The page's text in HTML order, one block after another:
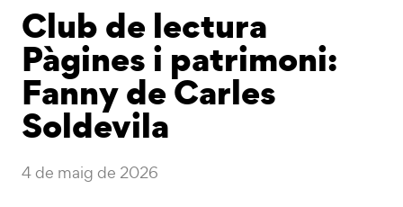
Club de lectura
Pàgines i patrimoni:
Fanny de Carles
Soldevila
4 de maig de 2026